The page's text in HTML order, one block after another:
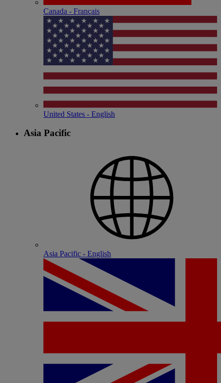
Canada - Français
United States - English
Asia Pacific
Asia Pacific - English